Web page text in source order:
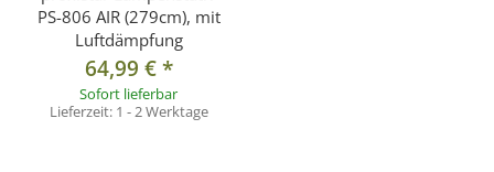
PS-806 AIR (279cm), mit
Luftdämpfung
64,99 €*
Sofort lieferbar
Lieferzeit: 1 - 2 Werktage